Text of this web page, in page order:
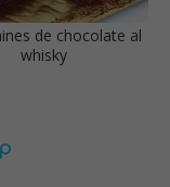
de chocolate al
whisky